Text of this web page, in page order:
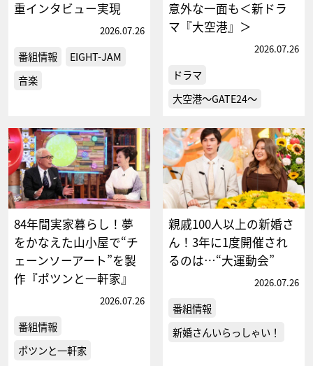
重インタビュー実現
2026.07.26
番組情報
EIGHT-JAM
音楽
意外な一面も＜新ドラ
マ『大空港』＞
2026.07.26
ドラマ
大空港～GATE24～
84年間実家暮らし！夢
をかなえた山小屋で“チ
ェーンソーアート”を製
作『ポツンと一軒家』
2026.07.26
番組情報
ポツンと一軒家
親戚100人以上の新婚さ
ん！3年に1度開催され
るのは…“大運動会”
2026.07.26
番組情報
新婚さんいらっしゃい！